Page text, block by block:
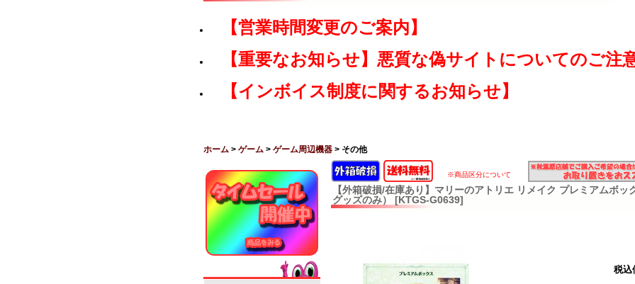
【営業時間変更のご案内】
【重要なお知らせ】悪質な偽サイトについてのご注
【インボイス制度に関するお知らせ】
ホーム > ゲーム > ゲーム周辺機器 > その他
※商品区分について
【外箱破損/在庫あり】マリーのアトリエ リメイク プレミアムボッ
グッズのみ） [KTGS-G0639]
税込